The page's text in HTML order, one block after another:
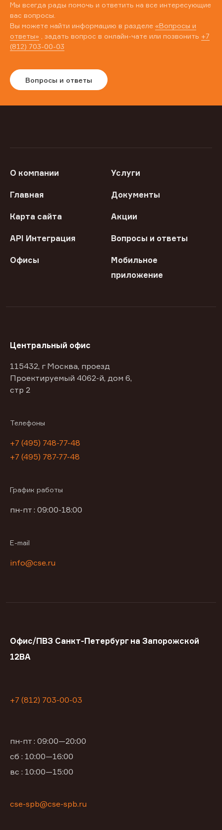
Мы всегда рады помочь и ответить на все интересующие
вас вопросы.
Вы можете найти информацию в разделе «Вопросы и
ответы» , задать вопрос в онлайн-чате или позвонить +7
(812) 703-00-03
Вопросы и ответы
О компании Услуги
Главная Документы
Карта сайта Акции
API Интеграция Вопросы и ответы
Офисы
Мобильное
приложение
Центральный офис
115432, г Москва, проезд
Проектируемый 4062-й, дом 6,
стр 2
Телефоны
+7 (495) 748-77-48
+7 (495) 787-77-48
График работы
пн-пт : 09:00-18:00
E-mail
info@cse.ru
Офис/ПВЗ Санкт-Петербург на Запорожской
12ВА
+7 (812) 703-00-03
пн-пт : 09:00—20:00
сб : 10:00—16:00
вс : 10:00—15:00
cse-spb@cse-spb.ru